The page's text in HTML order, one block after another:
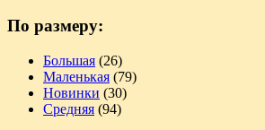
По размеру:
Большая (26)
Маленькая (79)
Новинки (30)
Средняя (94)